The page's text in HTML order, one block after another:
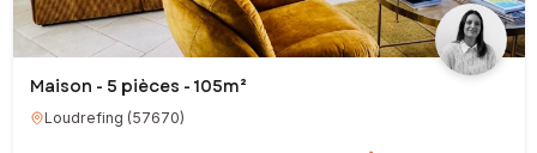
Maison - 5 pièces - 105m²
Loudrefing (57670)